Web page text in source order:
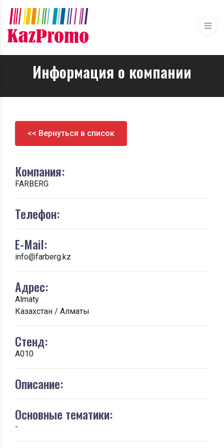
Информация о компании
<< Вернуться в список
Компания:
FARBERG
Телефон:
E-Mail:
info@farberg.kz
Адрес:
Almaty
Казахстан / Алматы
Стенд:
A010
Описание:
Основные тематики:
-